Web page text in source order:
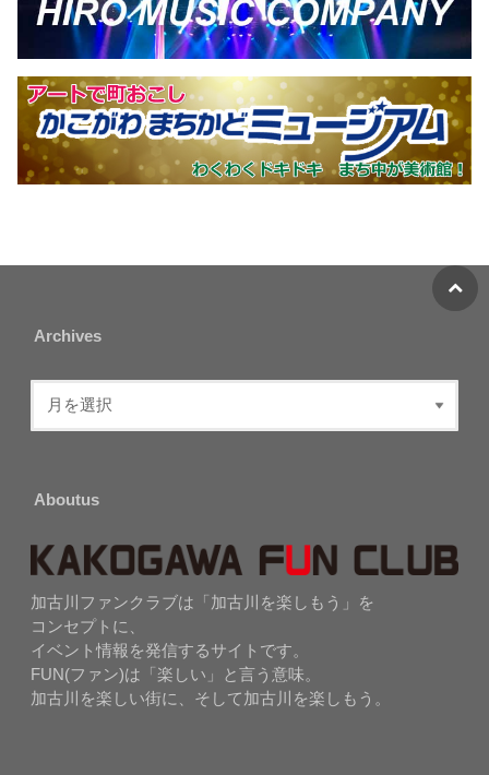
Archives
Aboutus
加古川ファンクラブは「加古川を楽しもう」を
コンセプトに、
イベント情報を発信するサイトです。
FUN(ファン)は「楽しい」と言う意味。
加古川を楽しい街に、そして加古川を楽しもう。